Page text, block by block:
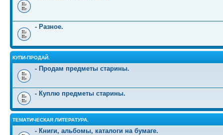
- Разное.
КУПИ-ПРОДАЙ.
- Продам предметы старины.
- Куплю предметы старины.
ТЕМАТИЧЕСКАЯ ЛИТЕРАТУРА.
- Книги, альбомы, каталоги на бумаге.